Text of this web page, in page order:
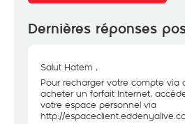
Dernières réponses
Salut Hatem ,
Pour recharger votre compte via
acheter un forfait Internet,
votre espace personnel via
http://